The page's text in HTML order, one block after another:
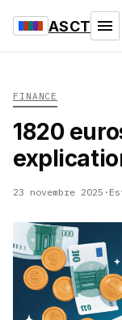
ASCT
FINANCE
1820
23 novembre 2025 ·